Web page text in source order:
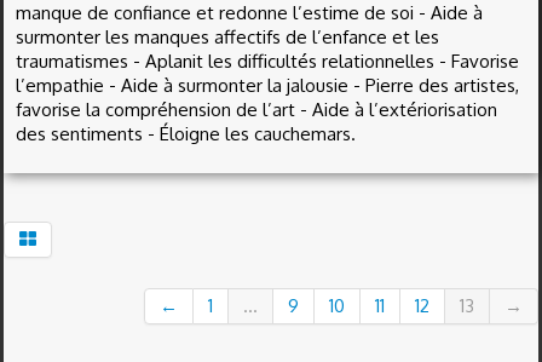
manque de confiance et redonne l’estime de soi - Aide à
surmonter les manques affectifs de l’enfance et les
traumatismes - Aplanit les difficultés relationnelles - Favorise
l’empathie - Aide à surmonter la jalousie - Pierre des artistes,
favorise la compréhension de l’art - Aide à l’extériorisation
des sentiments - Éloigne les cauchemars.
← 1 ... 9 10 11 12 13 →